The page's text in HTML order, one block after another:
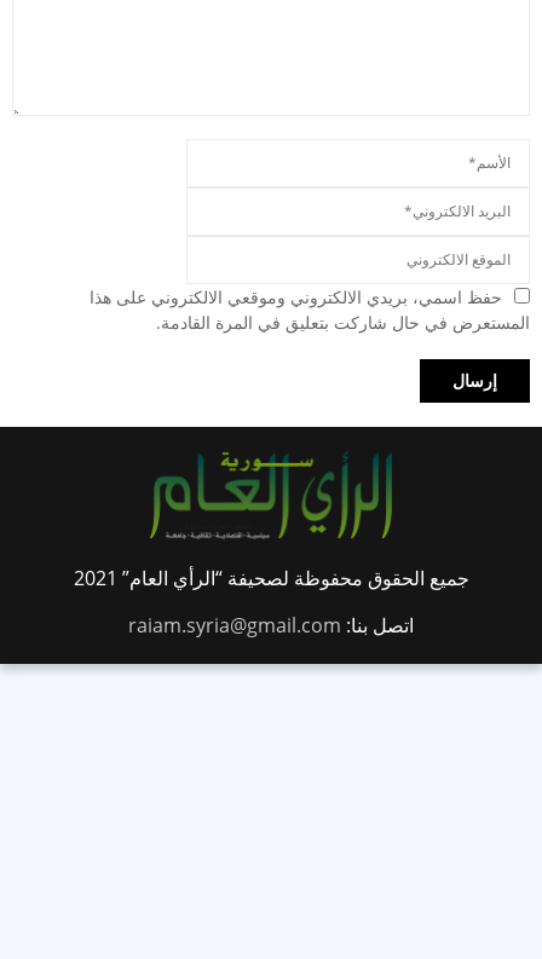
حفظ اسمي، بريدي الالكتروني وموقعي الالكتروني على هذا
المستعرض في حال شاركت بتعليق في المرة القادمة.
جميع الحقوق محفوظة لصحيفة “الرأي العام” 2021
اتصل بنا: raiam.syria@gmail.com